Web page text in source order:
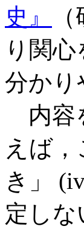
史』
り関
分かり
内容
えば
き」
定し